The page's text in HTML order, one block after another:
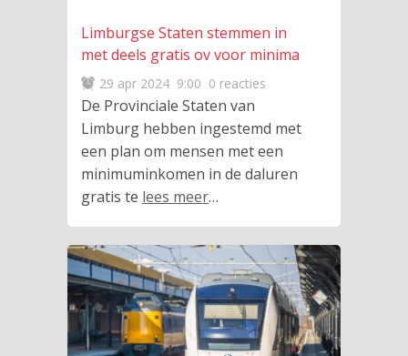
Limburgse Staten stemmen in
met deels gratis ov voor minima
29 apr 2024 9:00 0 reacties
De Provinciale Staten van
Limburg hebben ingestemd met
een plan om mensen met een
minimuminkomen in de daluren
gratis te lees meer…